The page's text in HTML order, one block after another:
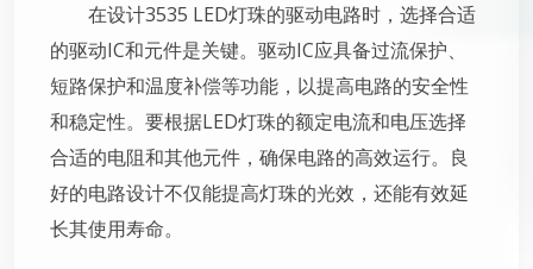
在设计3535 LED灯珠的驱动电路时，选择合适
的驱动IC和元件是关键。驱动IC应具备过流保护、
短路保护和温度补偿等功能，以提高电路的安全性
和稳定性。要根据LED灯珠的额定电流和电压选择
合适的电阻和其他元件，确保电路的高效运行。良
好的电路设计不仅能提高灯珠的光效，还能有效延
长其使用寿命。